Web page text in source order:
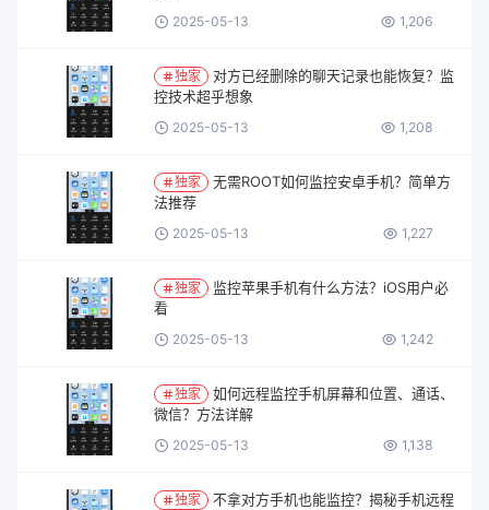
2025-05-13 1,206
独家
控技术超乎想象
2025-05-13 1,208
独家
法推荐
2025-05-13 1,227
独家
看
2025-05-13 1,242
独家
微信？方法详解
2025-05-13 1,138
独家